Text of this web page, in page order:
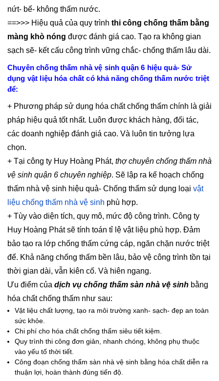
nứt- bể- không thấm nước.
==>>> Hiệu quả của quy trình thi công chống thấm bằng
màng khò nóng được đánh giá cao. Tạo ra không gian
sạch sẽ- kết cấu công trình vững chắc- chống thấm lâu dài.
Chuyên chống thấm nhà vệ sinh quận 6 hiệu quả- Sử
dụng vật liệu hóa chất có khả năng chống thấm nước triệt
để:
+ Phương pháp sử dụng hóa chất chống thấm chính là giải
pháp hiệu quả tốt nhất. Luôn được khách hàng, đối tác,
các doanh nghiệp đánh giá cao. Và luôn tin tưởng lựa
chọn.
+ Tại công ty Huy Hoàng Phát, thợ chuyên chống thấm nhà
vệ sinh quận 6 chuyên nghiệp. Sẽ lập ra kế hoạch chống
thấm nhà vệ sinh hiệu quả- Chống thấm sử dụng loại vật
liệu chống thấm nhà vệ sinh phù hợp.
+ Tùy vào diện tích, quy mô, mức độ công trình. Công ty
Huy Hoàng Phát sẽ tính toán tỉ lệ vật liệu phù hợp. Đảm
bảo tạo ra lớp chống thấm cứng cáp, ngăn chặn nước triệt
để. Khả năng chống thấm bền lâu, bảo vệ công trình tồn tại
thời gian dài, vẫn kiên cố. Và hiên ngang.
Ưu điểm của dịch vụ chống thấm sàn nhà vệ sinh bằng
hóa chất chống thấm như sau:
Vật liệu chất lượng, tạo ra môi trường xanh- sạch- đẹp an toàn
sức khỏe.
Chi phí cho hóa chất chống thấm siêu tiết kiệm.
Quy trình thi công đơn giản, nhanh chóng, không phụ thuộc
vào yếu tố thời tiết.
Công đoạn chống thấm sàn nhà vệ sinh bằng hóa chất diễn ra
thuận lợi, hoàn thành đúng tiến độ.